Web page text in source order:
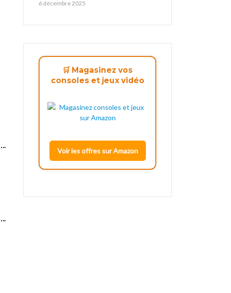
6 décembre 2025
🛒 Magasinez vos
consoles et jeux vidéo
Voir les offres sur Amazon